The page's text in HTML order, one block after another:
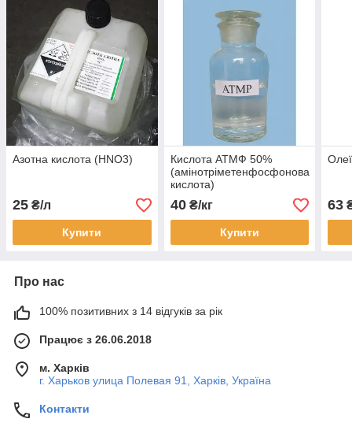
Азотна кислота (HNO3)
25 ₴/л
Купити
Кислота АТМФ 50%
(амінотріметенфосфонова
кислота)
40₴/кг
Купити
63
Про нас
100% позитивних з 14 відгуків за рік
Працює з 26.06.2018
м. Харків
г. Харьков улица Полевая 91, Харків, Україна
Контакти